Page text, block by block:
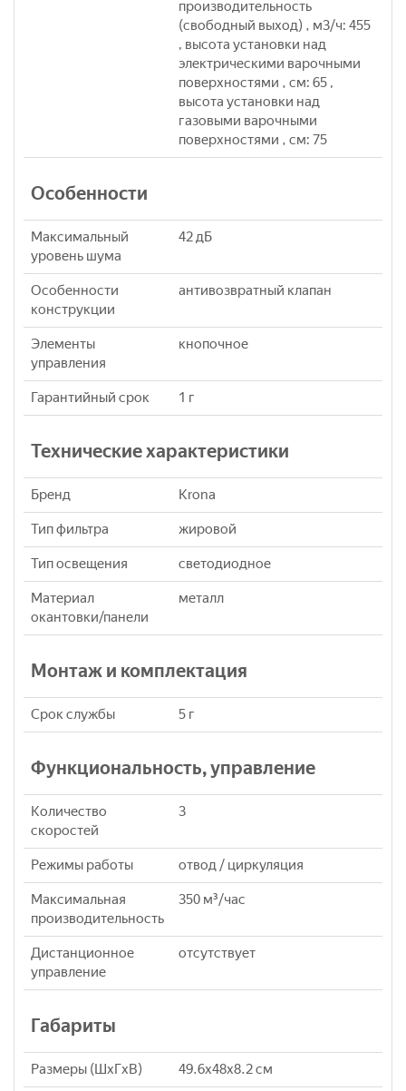
производительность
(свободный выход) , м3/ч: 455
, высота установки над
электрическими варочными
поверхностями , см: 65 ,
высота установки над
газовыми варочными
поверхностями , см: 75
Особенности
Максимальный
уровень шума
42 дБ
Особенности
конструкции
антивозвратный клапан
Элементы
управления
кнопочное
Гарантийный срок 1 г
Технические характеристики
Бренд Krona
Тип фильтра жировой
Тип освещения светодиодное
Материал
окантовки/панели
металл
Монтаж и комплектация
Срок службы 5 г
Функциональность, управление
Количество
скоростей
3
Режимы работы отвод / циркуляция
Максимальная
производительность
350 м³/час
Дистанционное
управление
отсутствует
Габариты
Размеры (ШxГxВ) 49.6x48x8.2 см